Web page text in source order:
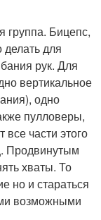
Бицепс,
для
рук. Для
вертикальное
одно
пулловеры,
все части этого
Продвинутым
хваты. То
но и стараться
возможными